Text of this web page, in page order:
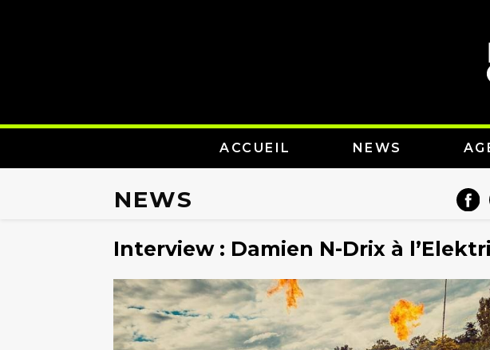
ACCUEIL NEWS
NEWS
Interview : Damien N-Drix à